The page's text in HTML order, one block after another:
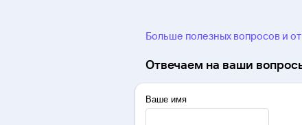
Больше полезных вопросов и
Отвечаем на ваши
Ваше имя